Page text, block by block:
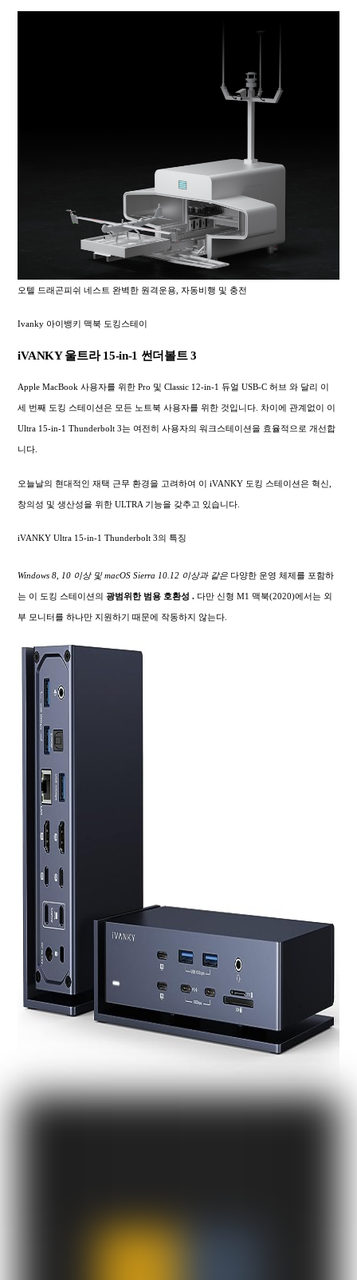
오텔 드래곤피쉬 네스트 완벽한 원격운용, 자동비행 및 충전
Ivanky 아이뱅키 맥북 도킹스테이
iVANKY 울트라 15-in-1 썬더볼트 3
Apple MacBook 사용자를 위한 Pro 및 Classic 12-in-1 듀얼 USB-C 허브 와 달리 이
세 번째 도킹 스테이션은 모든 노트북 사용자를 위한 것입니다. 차이에 관계없이 이
Ultra 15-in-1 Thunderbolt 3는 여전히 사용자의 워크스테이션을 효율적으로 개선합
니다.
오늘날의 현대적인 재택 근무 환경을 고려하여 이 iVANKY 도킹 스테이션은 혁신,
창의성 및 생산성을 위한 ULTRA 기능을 갖추고 있습니다.
iVANKY Ultra 15-in-1 Thunderbolt 3의 특징
Windows 8, 10 이상 및 macOS Sierra 10.12 이상과 같은 다양한 운영 체제를 포함하
는 이 도킹 스테이션의광범위한 범용 호환성 . 다만 신형 M1 맥북(2020)에서는 외
부 모니터를 하나만 지원하기 때문에 작동하지 않는다.